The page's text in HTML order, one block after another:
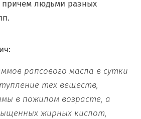
причем людьми разных
рапсового масла в сутки
тех веществ,
в пожилом возрасте, а
жирных кислот,